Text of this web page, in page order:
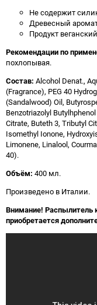
Не содержит
Древесный
Продукт
Рекомендации по
похлопывая.
Состав: Alcohol Denat.,
(Fragrance), PEG 40
(Sandalwood) Oil,
Benzotriazolyl
Citrate, Buteth 3, Tributyl
Isomethyl Ionone,
Limonene, Linalool,
40).
Объём: 400 мл.
Произведено в Италии.
Внимание! Распылитель
приобретается